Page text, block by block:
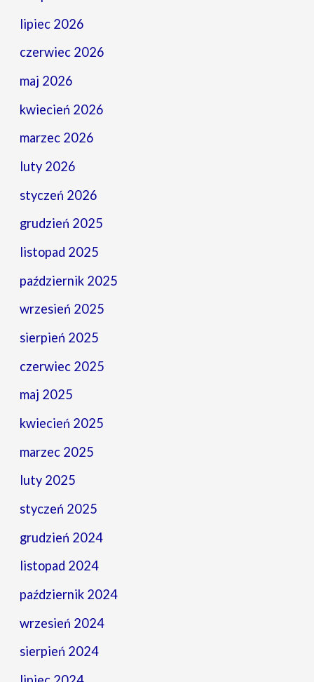
lipiec 2026
czerwiec 2026
maj 2026
kwiecień 2026
marzec 2026
luty 2026
styczeń 2026
grudzień 2025
listopad 2025
październik 2025
wrzesień 2025
sierpień 2025
czerwiec 2025
maj 2025
kwiecień 2025
marzec 2025
luty 2025
styczeń 2025
grudzień 2024
listopad 2024
październik 2024
wrzesień 2024
sierpień 2024